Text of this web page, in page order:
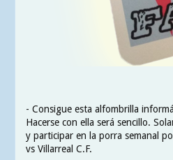
- Consigue esta alfombrilla
Hacerse con ella será sencillo.
y participar en la porra semanal
vs Villarreal C.F.